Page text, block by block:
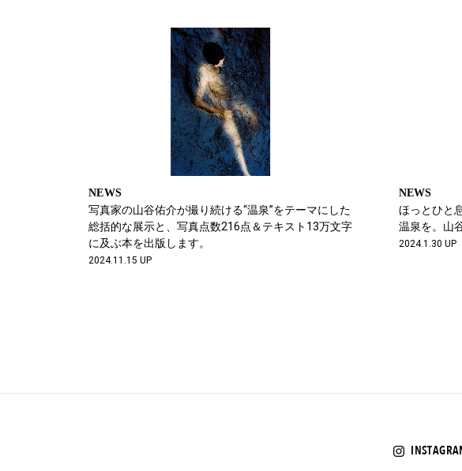
NEWS
写真家の山谷佑介が撮り続ける“温泉”をテーマにした
総括的な展示と、写真点数216点＆テキスト13万文字
に及ぶ本を出版します。
2024.11.15 UP
NEWS
ほっとひと
温泉を。山
2024.1.30 UP